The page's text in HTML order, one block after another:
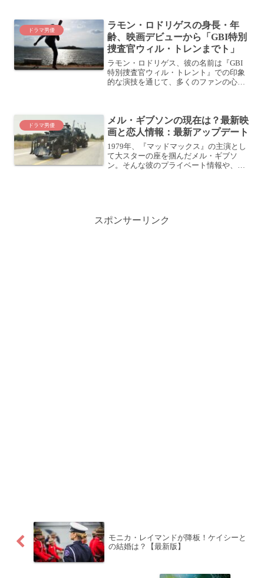
ドラマ男優
ラモン・ロドリゲスの身長・年
齢、映画デビューから「GBI特別
捜査官ウィル・トレンまでト」
ラモン・ロドリゲス、彼の名前は『GBI
特別捜査官ウィル・トレント』での印象
的な演技を通じて、多くのファンの心を
て未来への道のりには、...
ドラマ男優
メル・ギブソンの現在は？最新映
画と恋人情報：最新アップデート
1979年、『マッドマックス』の主演とし
て大スターの座を掴んだメル・ギブソ
ン。そんな彼のプライベート情報や、
スポンサーリンク
モニカ・レイマンドが降板！ケイシーと
の結婚は？【最新版】